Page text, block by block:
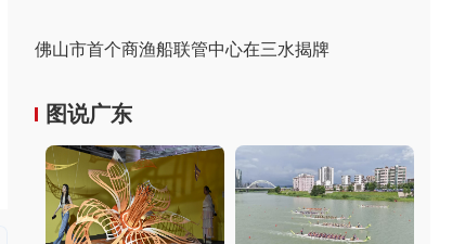
佛山市首个商渔船联管中心在三水揭牌
图说广东